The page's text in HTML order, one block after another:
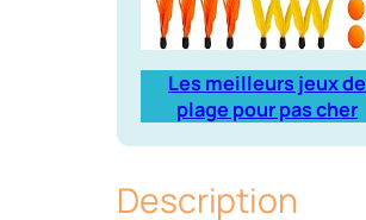
Les meilleurs jeux de
plage pour pas cher
Description